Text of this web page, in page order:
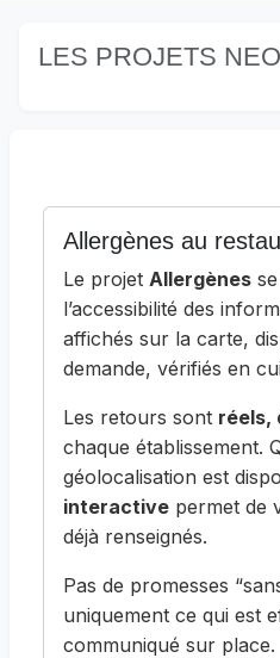
LES PROJETS
Allergènes au
Le projet Allergènes
l’accessibilité des
affichés sur la carte,
demande, vérifiés en
Les retours sont réels,
chaque établissement.
géolocalisation est
interactive permet de
déjà renseignés.
Pas de promesses
uniquement ce qui est
communiqué sur place.